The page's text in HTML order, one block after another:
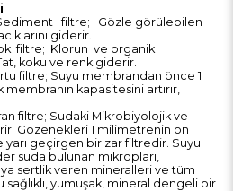
filtre; Gözle görülebilen
giderir.
filtre; Klorun ve organik
koku ve renk giderir.
filtre; Suyu membrandan önce 1
kapasitesini artırır,
filtre; Sudaki Mikrobiyolojik ve
Gözenekleri 1 milimetrenin on
geçirgen bir zar filtredir. Suyu
suda bulunan mikropları,
sertlik veren mineralleri ve tüm
sağlıklı, yumuşak, mineral dengeli bir